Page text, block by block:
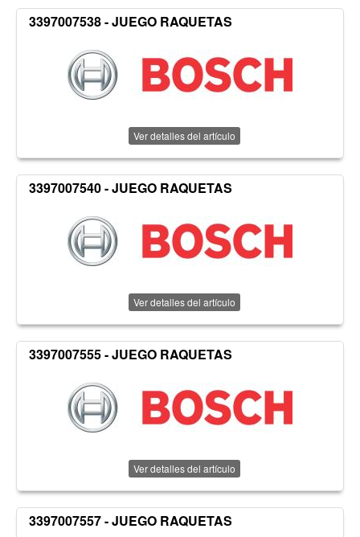
3397007538 - JUEGO RAQUETAS
Ver detalles del artículo
3397007540 - JUEGO RAQUETAS
Ver detalles del artículo
3397007555 - JUEGO RAQUETAS
Ver detalles del artículo
3397007557 - JUEGO RAQUETAS